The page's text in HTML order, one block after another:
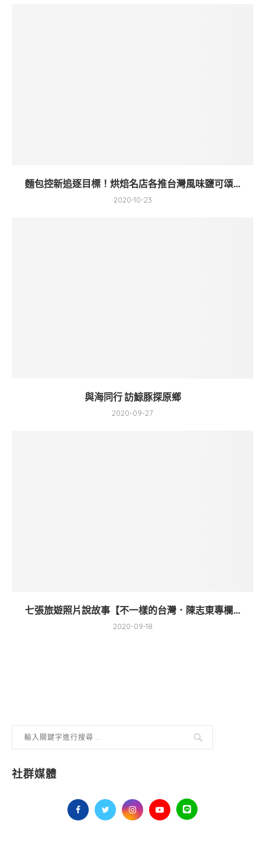
麵包控新追逐目標！烘焙名店各推台灣風味鹽可頌...
2020-10-23
與海同行 訪鯨豚探原鄉
2020-09-27
七張旅遊照片說故事【不一樣的台灣．陳志東專欄...
2020-09-18
社群媒體